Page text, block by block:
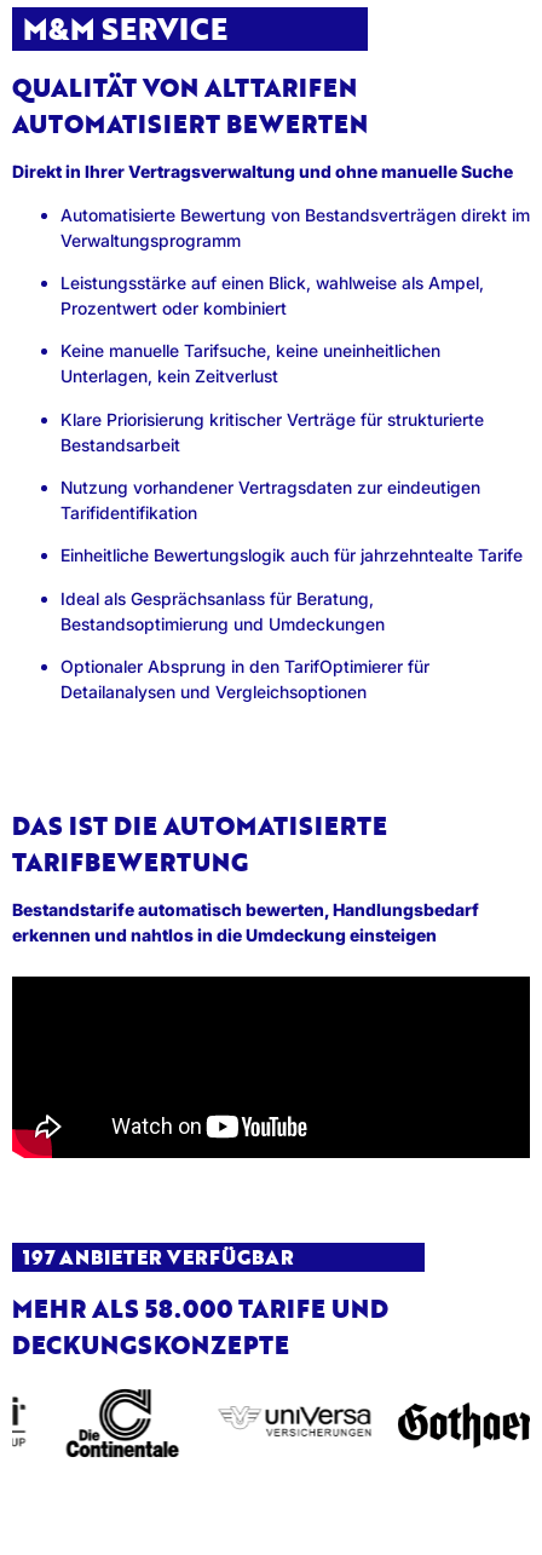
M&M SERVICE
QUALITÄT VON ALTTARIFEN
AUTOMATISIERT BEWERTEN
Direkt in Ihrer Vertragsverwaltung und ohne manuelle Suche
Automatisierte Bewertung von Bestandsverträgen direkt im
Verwaltungsprogramm
Leistungsstärke auf einen Blick, wahlweise als Ampel,
Prozentwert oder kombiniert
Keine manuelle Tarifsuche, keine uneinheitlichen
Unterlagen, kein Zeitverlust
Klare Priorisierung kritischer Verträge für strukturierte
Bestandsarbeit
Nutzung vorhandener Vertragsdaten zur eindeutigen
Tarifidentifikation
Einheitliche Bewertungslogik auch für jahrzehntealte Tarife
Ideal als Gesprächsanlass für Beratung,
Bestandsoptimierung und Umdeckungen
Optionaler Absprung in den TarifOptimierer für
Detailanalysen und Vergleichsoptionen
DAS IST DIE AUTOMATISIERTE
TARIFBEWERTUNG
Bestandstarife automatisch bewerten, Handlungsbedarf
erkennen und nahtlos in die Umdeckung einsteigen
197 ANBIETER VERFÜGBAR
MEHR ALS 58.000 TARIFE UND
DECKUNGSKONZEPTE